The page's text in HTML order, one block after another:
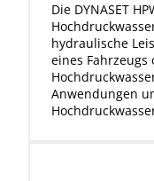
Die DYNASET
hydraulische
eines Fahrzeugs
Anwendungen